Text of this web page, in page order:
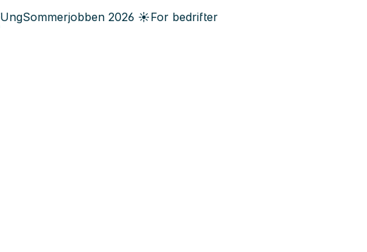
UngSommerjobben 2026 ☀️For bedrifter